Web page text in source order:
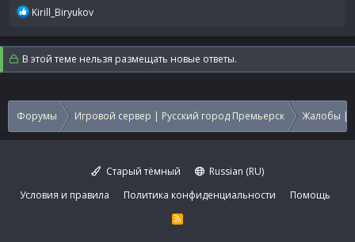
Р
а
к
ц
:
Kirill_Biryukov
В этой теме нельзя размещать новые ответы.
Форумы Игровой сервер | Русский город Премьерск Жалобы |
Старый тёмный
Russian (RU)
Условия и правила
Политика конфиденциальности Помощь
R
S